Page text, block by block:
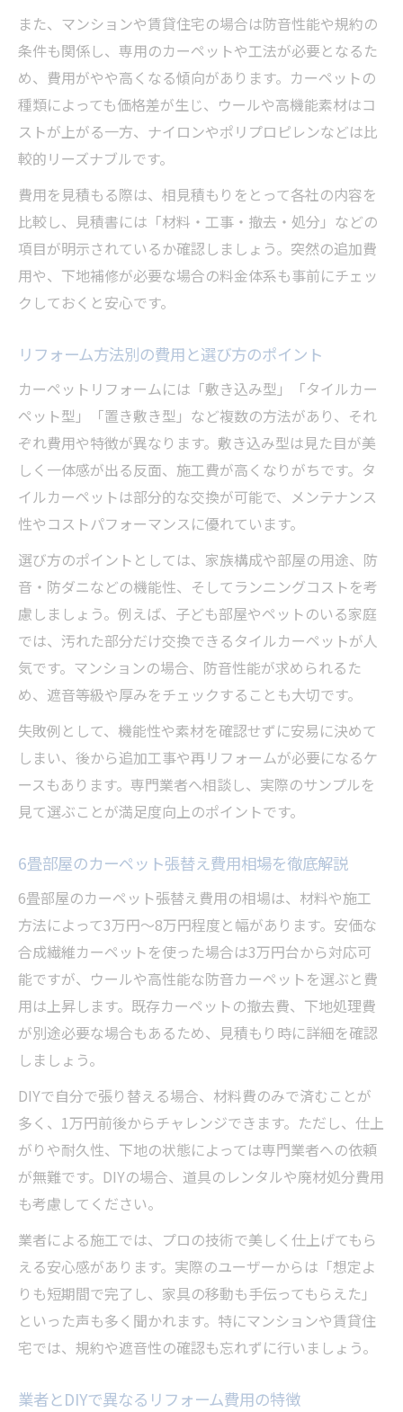
また、マンションや賃貸住宅の場合は防音性能や規約の
条件も関係し、専用のカーペットや工法が必要となるた
め、費用がやや高くなる傾向があります。カーペットの
種類によっても価格差が生じ、ウールや高機能素材はコ
ストが上がる一方、ナイロンやポリプロピレンなどは比
較的リーズナブルです。
費用を見積もる際は、相見積もりをとって各社の内容を
比較し、見積書には「材料・工事・撤去・処分」などの
項目が明示されているか確認しましょう。突然の追加費
用や、下地補修が必要な場合の料金体系も事前にチェッ
クしておくと安心です。
リフォーム方法別の費用と選び方のポイント
カーペットリフォームには「敷き込み型」「タイルカー
ペット型」「置き敷き型」など複数の方法があり、それ
ぞれ費用や特徴が異なります。敷き込み型は見た目が美
しく一体感が出る反面、施工費が高くなりがちです。タ
イルカーペットは部分的な交換が可能で、メンテナンス
性やコストパフォーマンスに優れています。
選び方のポイントとしては、家族構成や部屋の用途、防
音・防ダニなどの機能性、そしてランニングコストを考
慮しましょう。例えば、子ども部屋やペットのいる家庭
では、汚れた部分だけ交換できるタイルカーペットが人
気です。マンションの場合、防音性能が求められるた
め、遮音等級や厚みをチェックすることも大切です。
失敗例として、機能性や素材を確認せずに安易に決めて
しまい、後から追加工事や再リフォームが必要になるケ
ースもあります。専門業者へ相談し、実際のサンプルを
見て選ぶことが満足度向上のポイントです。
6畳部屋のカーペット張替え費用相場を徹底解説
6畳部屋のカーペット張替え費用の相場は、材料や施工
方法によって3万円〜8万円程度と幅があります。安価な
合成繊維カーペットを使った場合は3万円台から対応可
能ですが、ウールや高性能な防音カーペットを選ぶと費
用は上昇します。既存カーペットの撤去費、下地処理費
が別途必要な場合もあるため、見積もり時に詳細を確認
しましょう。
DIYで自分で張り替える場合、材料費のみで済むことが
多く、1万円前後からチャレンジできます。ただし、仕上
がりや耐久性、下地の状態によっては専門業者への依頼
が無難です。DIYの場合、道具のレンタルや廃材処分費用
も考慮してください。
業者による施工では、プロの技術で美しく仕上げてもら
える安心感があります。実際のユーザーからは「想定よ
りも短期間で完了し、家具の移動も手伝ってもらえた」
といった声も多く聞かれます。特にマンションや賃貸住
宅では、規約や遮音性の確認も忘れずに行いましょう。
業者とDIYで異なるリフォーム費用の特徴